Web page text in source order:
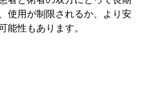
使用が制限されるか、より安
能性もあります。